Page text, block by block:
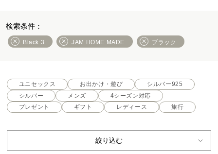
Black 3 JAM HOME MADE ブラック
ユニセックス お出かけ・遊び
シルバー925
シルバー
メンズ
4シーズン対応
プレゼント
ギフト レディース 旅行
絞り込む